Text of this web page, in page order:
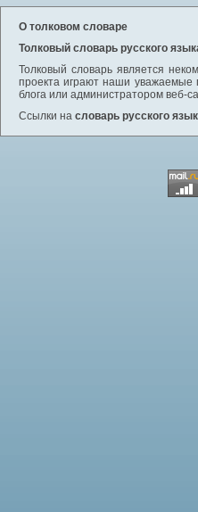
О толковом словаре
Толковый словарь русского
Толковый словарь является
проекта играют наши уважаемые
блога или администратором веб-
Ссылки на словарь русского